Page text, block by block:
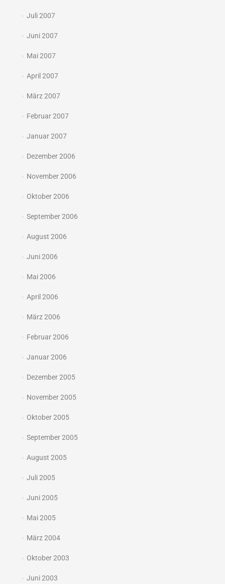
Juli 2007
Juni 2007
Mai 2007
April 2007
März 2007
Februar 2007
Januar 2007
Dezember 2006
November 2006
Oktober 2006
September 2006
August 2006
Juni 2006
Mai 2006
April 2006
März 2006
Februar 2006
Januar 2006
Dezember 2005
November 2005
Oktober 2005
September 2005
August 2005
Juli 2005
Juni 2005
Mai 2005
März 2004
Oktober 2003
Juni 2003